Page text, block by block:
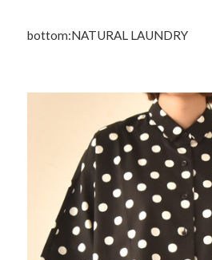
bottom:NATURAL LAUNDRY